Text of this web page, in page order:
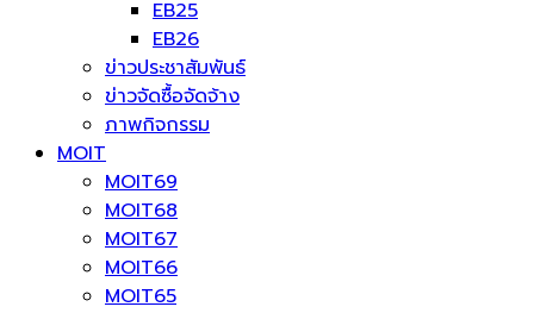
EB25
EB26
ข่าวประชาสัมพันธ์
ข่าวจัดซื้อจัดจ้าง
ภาพกิจกรรม
MOIT
MOIT69
MOIT68
MOIT67
MOIT66
MOIT65